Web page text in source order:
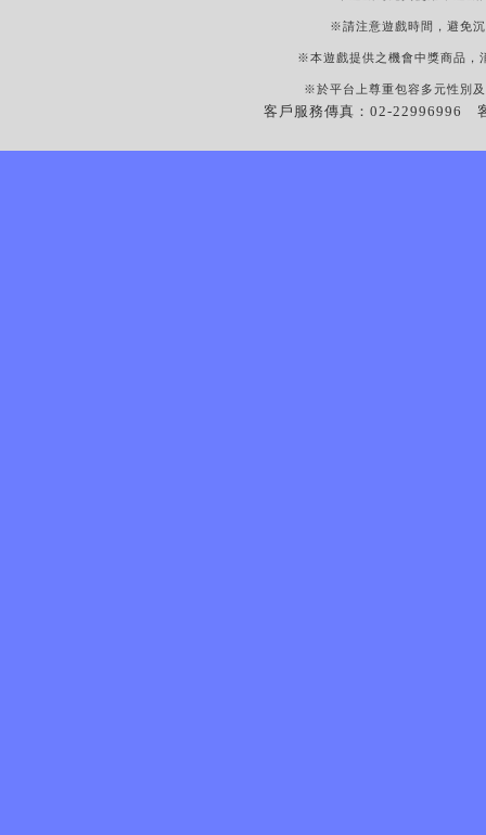
※請注意遊戲時間，避免
※本遊戲提供之機會中獎商品，
※於平台上尊重包容多元性別
客戶服務傳真：02-22996996